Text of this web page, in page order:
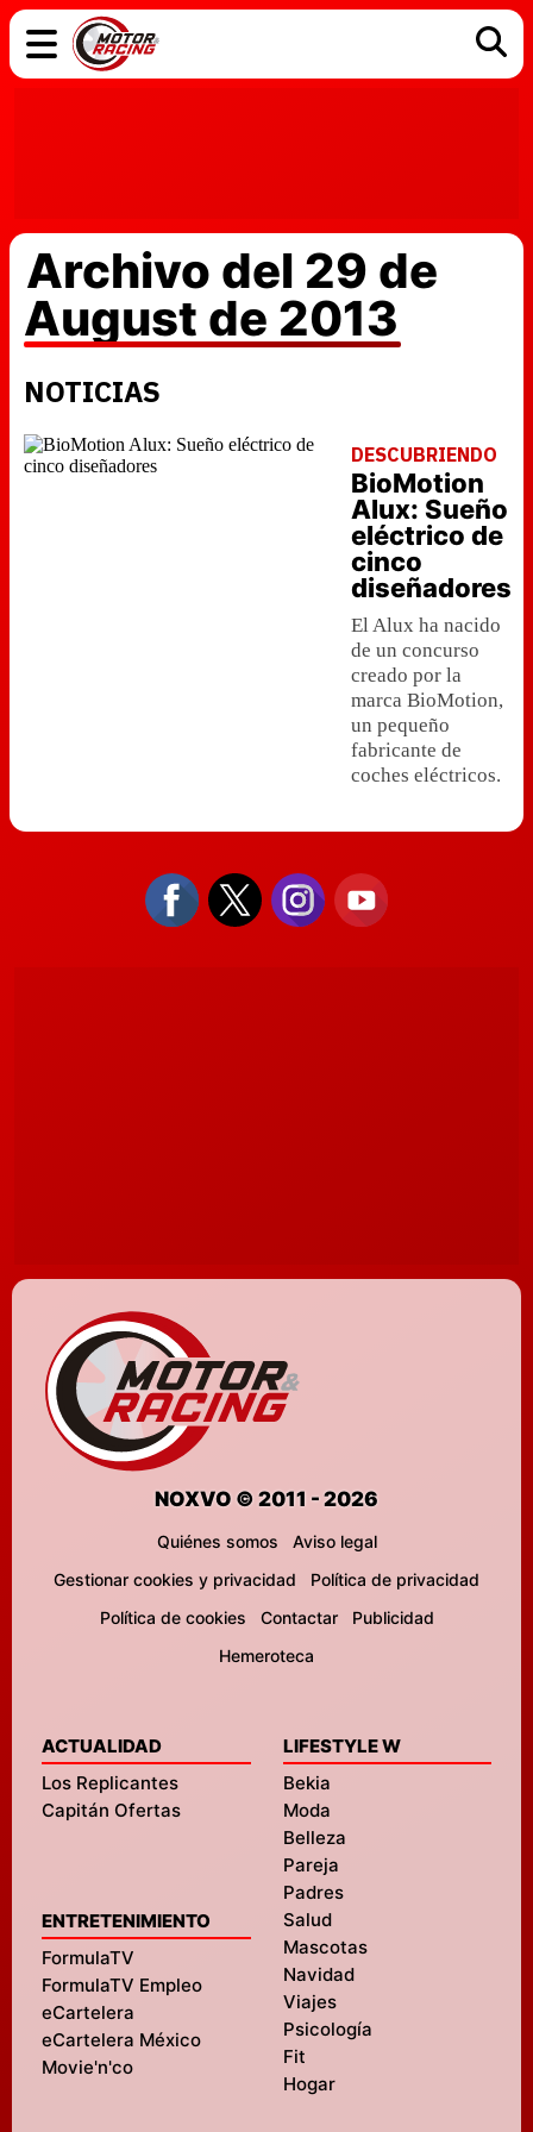
Archivo del 29 de
August de 2013
NOTICIAS
DESCUBRIENDO
BioMotion
Alux: Sueño
eléctrico de
cinco
diseñadores
El Alux ha nacido
de un concurso
creado por la
marca BioMotion,
un pequeño
fabricante de
coches eléctricos.
NOXVO © 2011 - 2026
Quiénes somos
Aviso legal
Gestionar cookies y privacidad
Política de privacidad
Política de cookies
Contactar
Publicidad
Hemeroteca
ACTUALIDAD
Los Replicantes
Capitán Ofertas
ENTRETENIMIENTO
FormulaTV
FormulaTV Empleo
eCartelera
eCartelera México
Movie'n'co
LIFESTYLE W
Bekia
Moda
Belleza
Pareja
Padres
Salud
Mascotas
Navidad
Viajes
Psicología
Fit
Hogar